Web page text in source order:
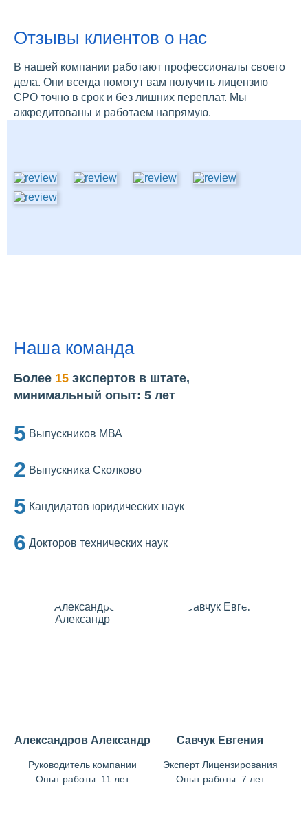
Отзывы клиентов о нас
В нашей компании работают профессионалы своего
дела. Они всегда помогут вам получить лицензию
СРО точно в срок и без лишних переплат. Мы
аккредитованы и работаем напрямую.
Наша команда
Более 15 экспертов в штате,
минимальный опыт: 5 лет
5 Выпускников МВА
2 Выпускника Сколково
5 Кандидатов юридических наук
6 Докторов технических наук
Александров Александр
Руководитель компании
Опыт работы: 11 лет
Савчук Евгения
Эксперт Лицензирования
Опыт работы: 7 лет